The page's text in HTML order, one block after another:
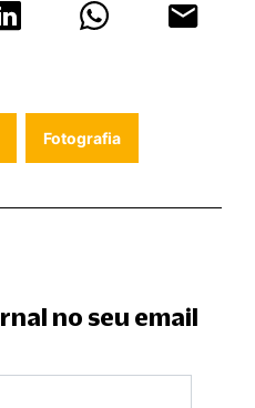
Fotografia
no seu email